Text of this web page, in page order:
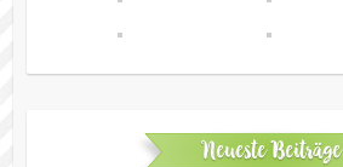
Neueste Beiträge